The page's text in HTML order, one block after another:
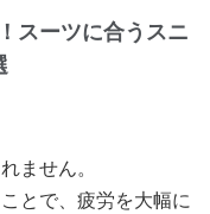
スーツに合うスニ
ません。
とで、疲労を大幅に